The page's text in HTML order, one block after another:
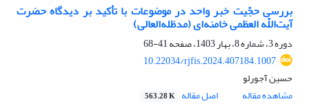
بررسی حجّیت خبر واحد در موضوعات با تأکید بر دیدگاه حضرت
آیت‌‌اللّه العظمی خامنه‌ای (مدظله‌العالی)
دوره 3، شماره 8، بهار 1403، صفحه
41-68
10.22034/rjfis.2024.407184.1007
حسین آجورلو
مشاهده مقاله
اصل مقاله 563.28 K